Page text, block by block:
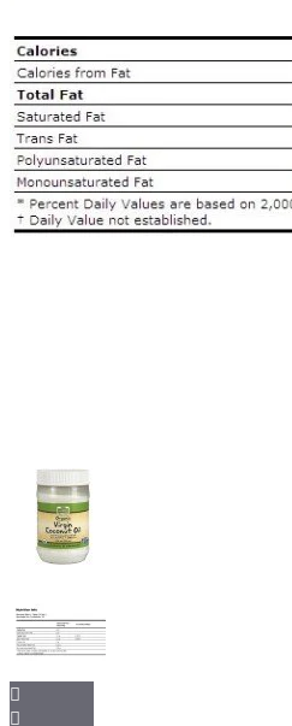
Suport cognitiv
Multivitamine
Vitamina A
Vitamina B
Vitamina C
Blog